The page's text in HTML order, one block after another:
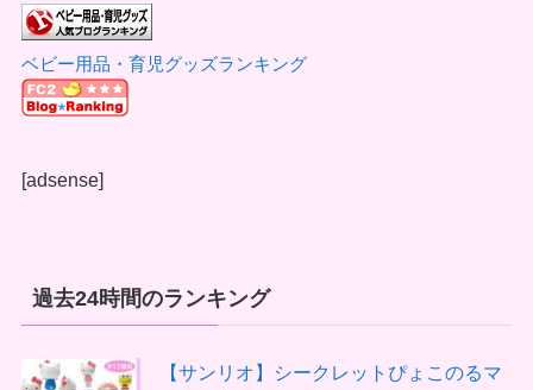
ベビー用品・育児グッズランキング
[adsense]
過去24時間のランキング
【サンリオ】シークレットぴょこのるマ